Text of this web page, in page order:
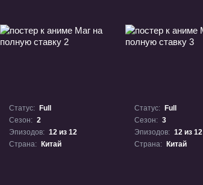
Статус:
Full
Сезон: 2
Эпизодов: 12 из 12
Страна:
Китай
Статус:
Full
Сезон: 3
Эпизодов: 12 из 12
Страна:
Китай